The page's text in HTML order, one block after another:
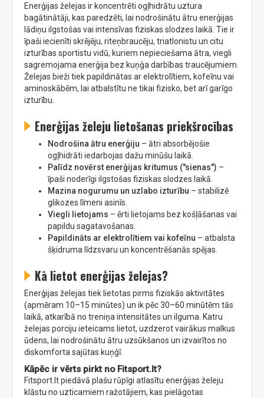
Enerģijas želejas ir koncentrēti ogļhidrātu uztura
bagātinātāji, kas paredzēti, lai nodrošinātu ātru enerģijas
lādiņu ilgstošas vai intensīvas fiziskas slodzes laikā. Tie ir
īpaši iecienīti skrējēju, riteņbraucēju, triatlonistu un citu
izturības sportistu vidū, kuriem nepieciešama ātra, viegli
sagremojama enerģija bez kuņģa darbības traucējumiem.
Želejas bieži tiek papildinātas ar elektrolītiem, kofeīnu vai
aminoskābēm, lai atbalstītu ne tikai fizisko, bet arī garīgo
izturību.
Enerģijas želeju lietošanas priekšrocības
Nodrošina ātru enerģiju – ātri absorbējošie
ogļhidrāti iedarbojas dažu minūšu laikā.
Palīdz novērst enerģijas kritumus ("sienas") –
īpaši noderīgi ilgstošas fiziskas slodzes laikā.
Mazina nogurumu un uzlabo izturību – stabilizē
glikozes līmeni asinīs.
Viegli lietojams – ērti lietojams bez košļāšanas vai
papildu sagatavošanas.
Papildināts ar elektrolītiem vai kofeīnu – atbalsta
šķidruma līdzsvaru un koncentrēšanās spējas.
Kā lietot enerģijas želejas?
Enerģijas želejas tiek lietotas pirms fiziskās aktivitātes
(apmēram 10–15 minūtes) un ik pēc 30–60 minūtēm tās
laikā, atkarībā no treniņa intensitātes un ilguma. Katru
želejas porciju ieteicams lietot, uzdzerot vairākus malkus
ūdens, lai nodrošinātu ātru uzsūkšanos un izvairītos no
diskomforta sajūtas kuņģī.
Kāpēc ir vērts pirkt no Fitsport.lt?
Fitsport.lt piedāvā plašu rūpīgi atlasītu enerģijas želeju
klāstu no uzticamiem ražotājiem, kas pielāgotas